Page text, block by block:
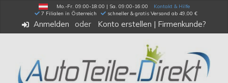
Mo.-Fr. 09:00-18:00 | Sa. 09:00-16:00
Kontakt & Hilfe
7 Filialen in Österreich
schneller & gratis Versand ab 49,00 €
Anmelden Konto erstellen | Firmenkunde?